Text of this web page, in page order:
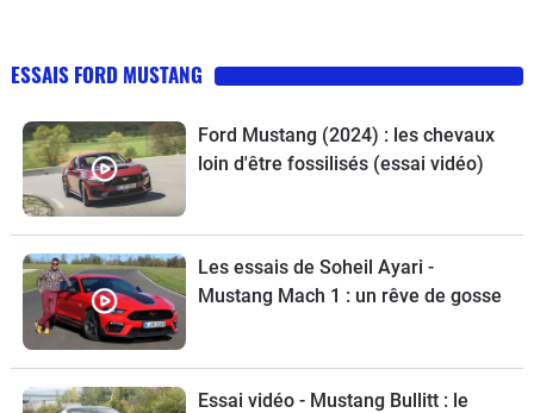
ESSAIS FORD MUSTANG
Ford Mustang (2024) : les chevaux
loin d'être fossilisés (essai vidéo)
Les essais de Soheil Ayari -
Mustang Mach 1 : un rêve de gosse
Essai vidéo - Mustang Bullitt : le